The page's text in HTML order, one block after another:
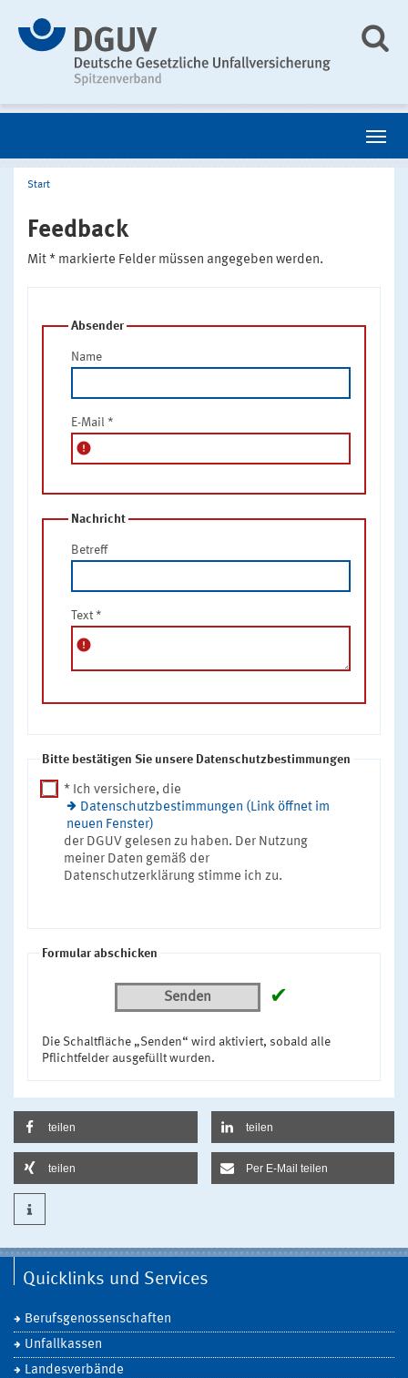
Start
Feedback
Mit * markierte Felder müssen angegeben werden.
Absender
Name
E-Mail *
error
Nachricht
Betreff
Text *
error
Bitte bestätigen Sie unsere Datenschutzbestimmungen
* Ich versichere, die
Datenschutzbestimmungen (Link öffnet im
neuen Fenster)
der DGUV gelesen zu haben. Der Nutzung
meiner Daten gemäß der
Datenschutzerklärung stimme ich zu.
Formular abschicken
Senden ✔
Die Schaltfläche „Senden“ wird aktiviert, sobald alle
Pflichtfelder ausgefüllt wurden.
teilen teilen
teilen Per E-Mail teilen
Quicklinks und Services
Berufsgenossenschaften
Unfallkassen
Landesverbände